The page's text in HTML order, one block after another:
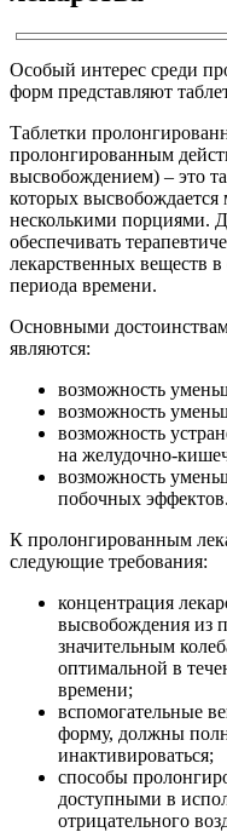
Особый интерес среди
форм представляют
Таблетки
пролонгированным
высвобождением) – это
которых
несколькими порциями.
обеспечивать
лекарственных веществ
периода времени.
Основными
являются:
возможность
возможность
возможность
на желудочно-
возможность
побочных эффектов.
К пролонгированным
следующие требования:
концентрация
высвобождения из
значительным
оптимальной в
времени;
вспомогательные
форму, должны
инактивироваться;
способы
доступными в
отрицательного